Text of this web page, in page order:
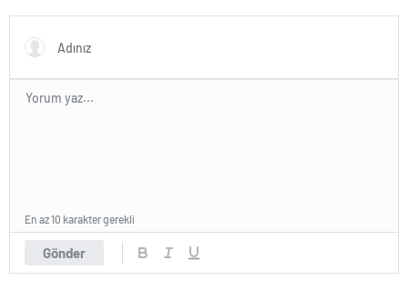
Gönder
En az 10 karakter gerekli